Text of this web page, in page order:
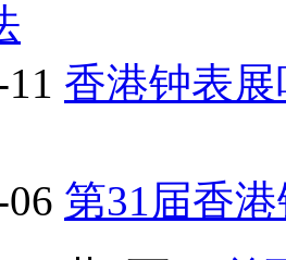
香港钟表
第31届香